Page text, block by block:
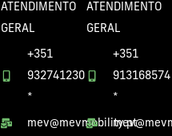
ATENDIMENTO
GERAL
+351
932741230
*
mev@mevmobility.pt
ATENDIMENTO
GERAL
+351
913168574
*